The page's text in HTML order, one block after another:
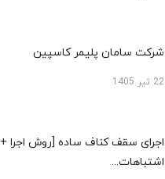
شرکت سامان پلیمر کاسپین
22 تیر 1405
اجرای سقف کناف ساده [روش اجرا +
اشتباهات...